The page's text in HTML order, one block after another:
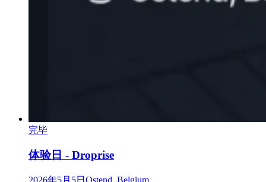
完毕
体验日 - Droprise